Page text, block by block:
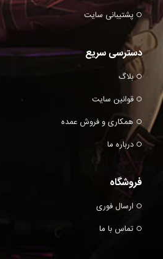
پشتیبانی سایت
دسترسی سریع
بلاگ
قوانین سایت
همکاری و فروش عمده
درباره ما
فروشگاه
ارسال فوری
تماس با ما